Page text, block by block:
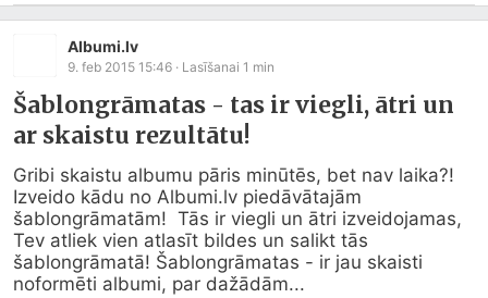
Albumi.lv
9. feb 2015 15:46 · Lasīšanai 1 min
Šablongrāmatas - tas ir viegli, ātri un
ar skaistu rezultātu!
Gribi skaistu albumu pāris minūtēs, bet nav laika?!
Izveido kādu no Albumi.lv piedāvātajām
šablongrāmatām!  Tās ir viegli un ātri izveidojamas,
Tev atliek vien atlasīt bildes un salikt tās
šablongrāmatā! Šablongrāmatas - ir jau skaisti
noformēti albumi, par dažādām...